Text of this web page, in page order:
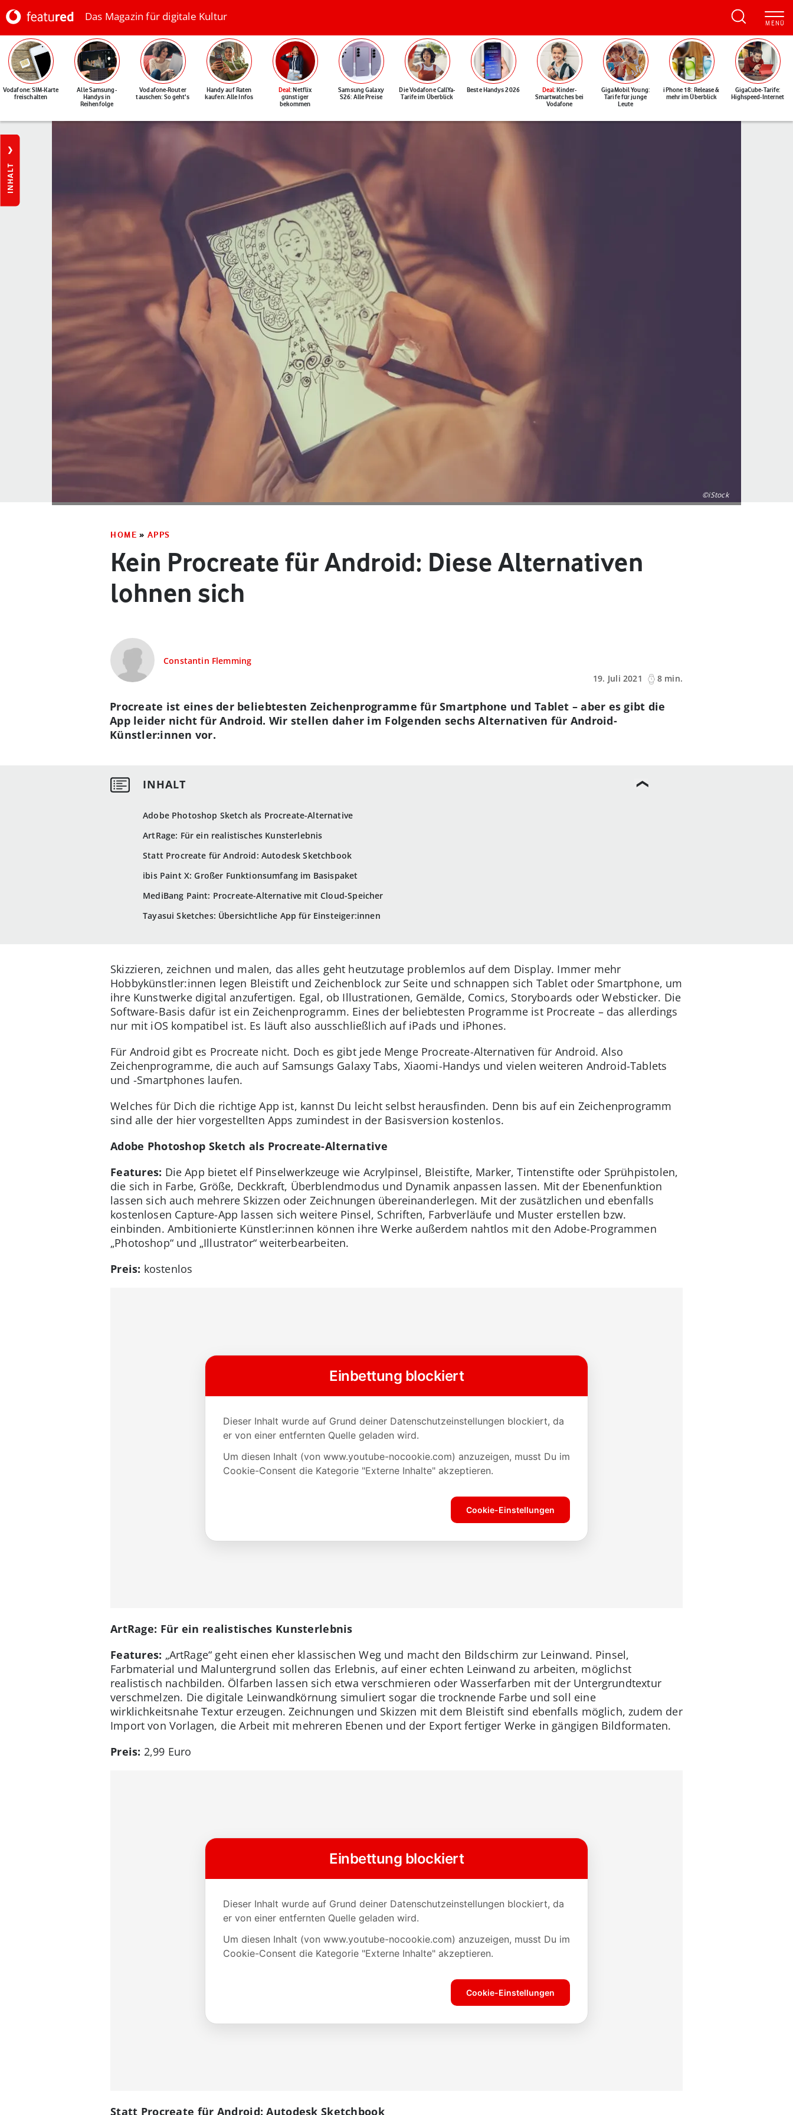
Das Magazin für digitale Kultur
Vodafone: SIM-Karte
freischalten
Alle Samsung-
Handys in
Reihenfolge
Vodafone-Router
tauschen: So geht's
Handy auf Raten
kaufen: Alle Infos
Deal: Netflix
günstiger
bekommen
Samsung Galaxy
S26: Alle Preise
Die Vodafone CallYa-
Tarife im Überblick
Beste Handys 2026 Deal: Kinder-
Smartwatches bei
Vodafone
GigaMobil Young:
Tarife für junge
Leute
iPhone 18: Release &
mehr im Überblick
GigaCube-Tarife:
Highspeed-Internet
INHALT
©iStock
HOME » APPS
Kein Procreate für Android: Diese Alternativen
lohnen sich
Constantin Flemming
19. Juli 2021
8 min.
Adobe Photoshop Sketch als Procreate-Alternative
ArtRage: Für ein realistisches Kunsterlebnis
Statt Procreate für Android: Autodesk Sketchbook
ibis Paint X: Großer Funktionsumfang im Basispaket
MediBang Paint: Procreate-Alternative mit Cloud-Speicher
Tayasui Sketches: Übersichtliche App für Einsteiger:innen
Procreate ist eines der beliebtesten Zeichenprogramme für Smartphone und Tablet – aber es gibt die
App leider nicht für Android. Wir stellen daher im Folgenden sechs Alternativen für Android-
Künstler:innen vor.
Skizzieren, zeichnen und malen, das alles geht heutzutage problemlos auf dem Display. Immer mehr
Hobbykünstler:innen legen Bleistift und Zeichenblock zur Seite und schnappen sich Tablet oder Smartphone, um
ihre Kunstwerke digital anzufertigen. Egal, ob Illustrationen, Gemälde, Comics, Storyboards oder Websticker. Die
Software-Basis dafür ist ein Zeichenprogramm. Eines der beliebtesten Programme ist Procreate – das allerdings
nur mit iOS kompatibel ist. Es läuft also ausschließlich auf iPads und iPhones.
Für Android gibt es Procreate nicht. Doch es gibt jede Menge Procreate-Alternativen für Android. Also
Zeichenprogramme, die auch auf Samsungs Galaxy Tabs, Xiaomi-Handys und vielen weiteren Android-Tablets
und -Smartphones laufen.
Welches für Dich die richtige App ist, kannst Du leicht selbst herausfinden. Denn bis auf ein Zeichenprogramm
sind alle der hier vorgestellten Apps zumindest in der Basisversion kostenlos.
Adobe Photoshop Sketch als Procreate-Alternative
Features: Die App bietet elf Pinselwerkzeuge wie Acrylpinsel, Bleistifte, Marker, Tintenstifte oder Sprühpistolen,
die sich in Farbe, Größe, Deckkraft, Überblendmodus und Dynamik anpassen lassen. Mit der Ebenenfunktion
lassen sich auch mehrere Skizzen oder Zeichnungen übereinanderlegen. Mit der zusätzlichen und ebenfalls
kostenlosen Capture-App lassen sich weitere Pinsel, Schriften, Farbverläufe und Muster erstellen bzw.
einbinden. Ambitionierte Künstler:innen können ihre Werke außerdem nahtlos mit den Adobe-Programmen
„Photoshop“ und „Illustrator“ weiterbearbeiten.
Preis: kostenlos
ArtRage: Für ein realistisches Kunsterlebnis
Features: „ArtRage“ geht einen eher klassischen Weg und macht den Bildschirm zur Leinwand. Pinsel,
Farbmaterial und Maluntergrund sollen das Erlebnis, auf einer echten Leinwand zu arbeiten, möglichst
realistisch nachbilden. Ölfarben lassen sich etwa verschmieren oder Wasserfarben mit der Untergrundtextur
verschmelzen. Die digitale Leinwandkörnung simuliert sogar die trocknende Farbe und soll eine
wirklichkeitsnahe Textur erzeugen. Zeichnungen und Skizzen mit dem Bleistift sind ebenfalls möglich, zudem der
Import von Vorlagen, die Arbeit mit mehreren Ebenen und der Export fertiger Werke in gängigen Bildformaten.
Preis: 2,99 Euro
Statt Procreate für Android: Autodesk Sketchbook